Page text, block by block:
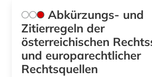
betriebsverfassungsgesetz (1)
betriebsverfassungsrecht (1)
betriebswirtschaft (4)
Abkürzungs- und
Zitierregeln der
österreichischen
und europarechtlicher
Rechtsquellen